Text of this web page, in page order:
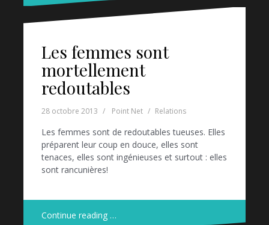
Les femmes sont
mortellement
redoutables
28 octobre 2013 Point Net Relations
Les femmes sont de redoutables tueuses. Elles
préparent leur coup en douce, elles sont
tenaces, elles sont ingénieuses et surtout : elles
sont rancunières!
Continue reading …